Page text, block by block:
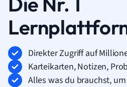
Direkter Zugriff auf
Karteikarten, Notizen,
Alles was du brauchst,